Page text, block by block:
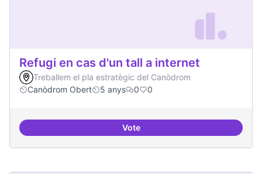
Refugi en cas d'un tall a internet
Treballem el pla estratègic del Canòdrom
Canòdrom Obert
5 anys 0 0
VoteRefugi en cas d'un tall a internet